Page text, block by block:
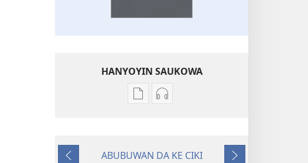
HANYOYIN SAUKOWA
Sauko
Mai
Sauko
Mai
ABUBUWAN DA KE CIKI